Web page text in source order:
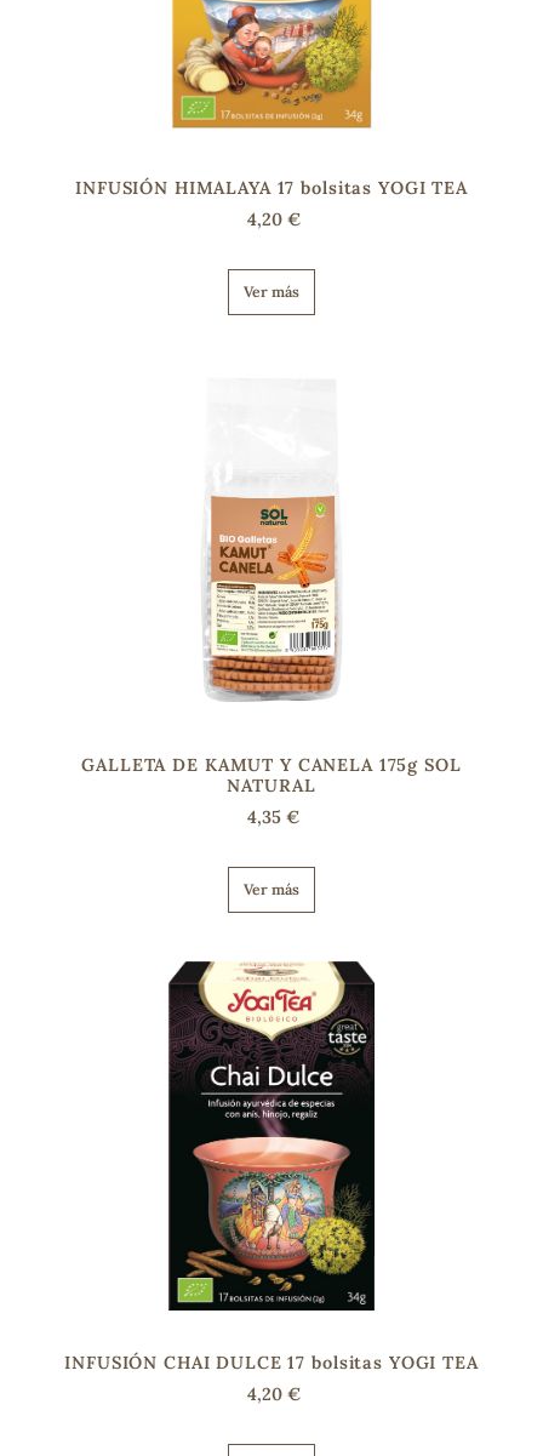
INFUSIÓN HIMALAYA 17 bolsitas YOGI TEA
4,20 €
Ver más
GALLETA DE KAMUT Y CANELA 175g SOL
NATURAL
4,35 €
Ver más
INFUSIÓN CHAI DULCE 17 bolsitas YOGI TEA
4,20 €